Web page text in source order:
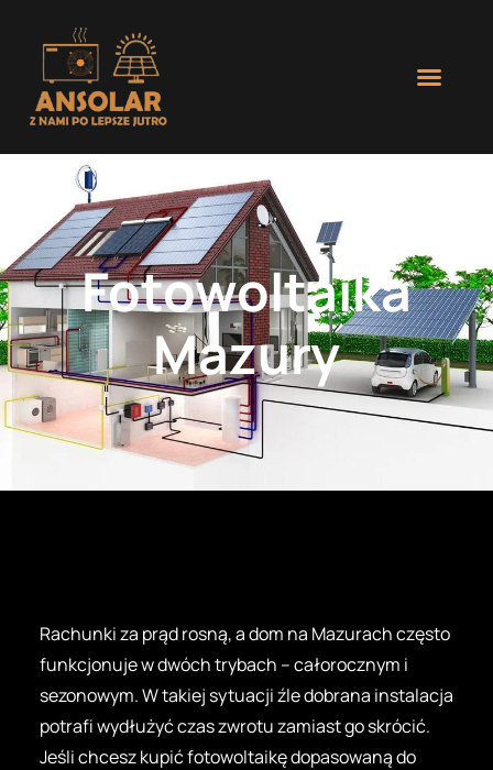
Fotowoltaika
Mazury
Rachunki za prąd rosną, a dom na Mazurach często
funkcjonuje w dwóch trybach – całorocznym i
sezonowym. W takiej sytuacji źle dobrana instalacja
potrafi wydłużyć czas zwrotu zamiast go skrócić.
Jeśli chcesz kupić fotowoltaikę dopasowaną do